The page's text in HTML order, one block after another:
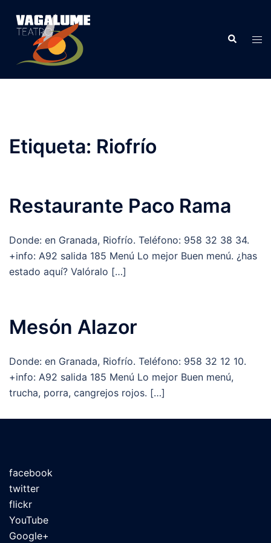
Etiqueta: Riofrío
Restaurante Paco Rama
Donde: en Granada, Riofrío. Teléfono: 958 32 38 34.
+info: A92 salida 185 Menú Lo mejor Buen menú. ¿has
estado aquí? Valóralo […]
Mesón Alazor
Donde: en Granada, Riofrío. Teléfono: 958 32 12 10.
+info: A92 salida 185 Menú Lo mejor Buen menú,
trucha, porra, cangrejos rojos. […]
facebook
twitter
flickr
YouTube
Google+